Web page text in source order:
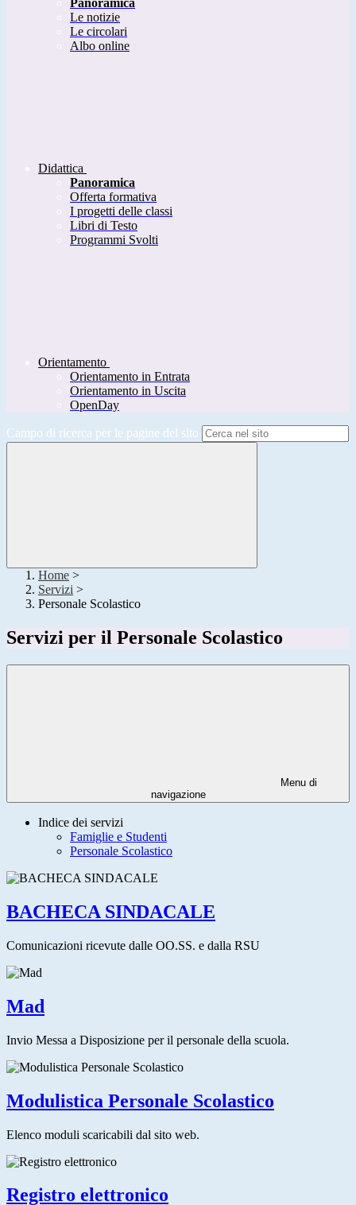
Panoramica
Le notizie
Le circolari
Albo online
Didattica
Panoramica
Offerta formativa
I progetti delle classi
Libri di Testo
Programmi Svolti
Orientamento
Orientamento in Entrata
Orientamento in Uscita
OpenDay
Campo di ricerca per le pagine del sito
Home >
Servizi >
Personale Scolastico
Servizi per il Personale Scolastico
Menu di
navigazione
Indice dei servizi
Famiglie e Studenti
Personale Scolastico
BACHECA SINDACALE
Comunicazioni ricevute dalle OO.SS. e dalla RSU
Mad
Invio Messa a Disposizione per il personale della scuola.
Modulistica Personale Scolastico
Elenco moduli scaricabili dal sito web.
Registro elettronico